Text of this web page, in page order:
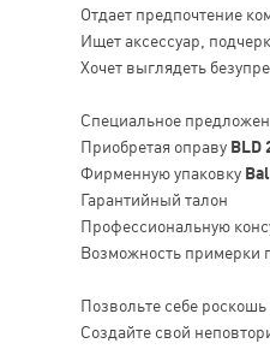
Отдает предпочтение
Ищет аксессуар,
Хочет выглядеть
Специальное
Приобретая оправу BLD
Фирменную упаковку
Гарантийный талон
Профессиональную
Возможность примерки
Позвольте себе
Создайте свой